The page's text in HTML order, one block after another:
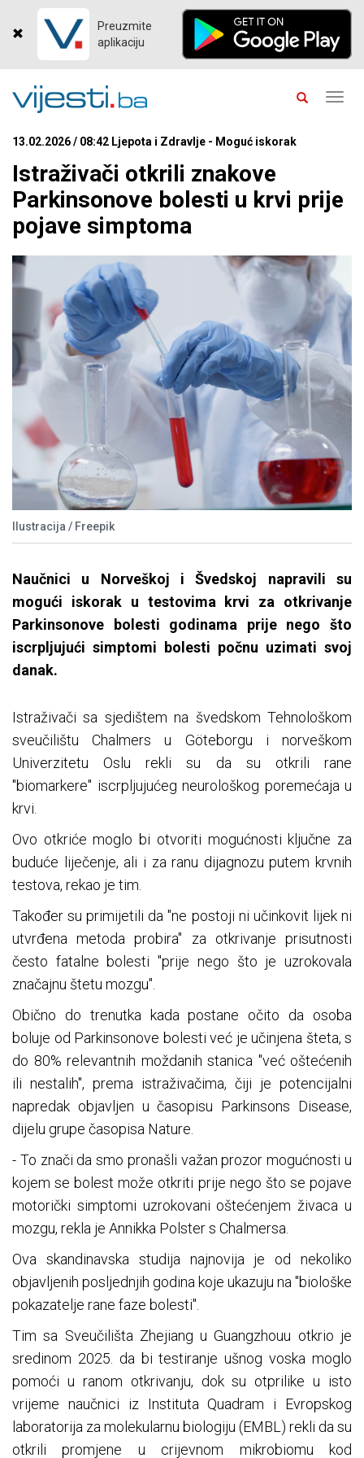
Preuzmite
aplikaciju
13.02.2026 / 08:42 Ljepota i Zdravlje - Moguć iskorak
Istraživači otkrili znakove
Parkinsonove bolesti u krvi prije
pojave simptoma
Ilustracija / Freepik
Naučnici u Norveškoj i Švedskoj napravili su
mogući iskorak u testovima krvi za otkrivanje
Parkinsonove bolesti godinama prije nego što
iscrpljujući simptomi bolesti počnu uzimati svoj
danak.
Istraživači sa sjedištem na švedskom Tehnološkom
sveučilištu Chalmers u Göteborgu i norveškom
Univerzitetu Oslu rekli su da su otkrili rane
"biomarkere" iscrpljujućeg neurološkog poremećaja u
krvi.
Ovo otkriće moglo bi otvoriti mogućnosti ključne za
buduće liječenje, ali i za ranu dijagnozu putem krvnih
testova, rekao je tim.
Također su primijetili da "ne postoji ni učinkovit lijek ni
utvrđena metoda probira" za otkrivanje prisutnosti
često fatalne bolesti "prije nego što je uzrokovala
značajnu štetu mozgu".
Obično do trenutka kada postane očito da osoba
boluje od Parkinsonove bolesti već je učinjena šteta, s
do 80% relevantnih moždanih stanica "već oštećenih
ili nestalih", prema istraživačima, čiji je potencijalni
napredak objavljen u časopisu Parkinsons Disease,
dijelu grupe časopisa Nature.
- To znači da smo pronašli važan prozor mogućnosti u
kojem se bolest može otkriti prije nego što se pojave
motorički simptomi uzrokovani oštećenjem živaca u
mozgu, rekla je Annikka Polster s Chalmersa.
Ova skandinavska studija najnovija je od nekoliko
objavljenih posljednjih godina koje ukazuju na "biološke
pokazatelje rane faze bolesti".
Tim sa Sveučilišta Zhejiang u Guangzhouu otkrio je
sredinom 2025. da bi testiranje ušnog voska moglo
pomoći u ranom otkrivanju, dok su otprilike u isto
vrijeme naučnici iz Instituta Quadram i Evropskog
laboratorija za molekularnu biologiju (EMBL) rekli da su
otkrili promjene u crijevnom mikrobiomu kod